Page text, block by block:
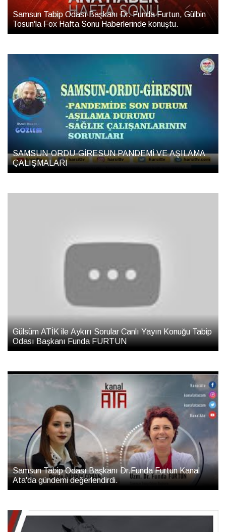
Samsun Tabip Odası Başkanı Dr. Funda Furtun, Gülbin
Tosun'la Fox Hafta Sonu Haberlerinde konuştu.
SAMSUN-ORDU-GİRESUN PANDEMİ VE AŞILAMA
ÇALIŞMALARI
Gülsüm ATİK ile Aykırı Sorular Canlı Yayın Konuğu Tabip
Odası Başkanı Funda FURTUN
Samsun Tabip Odası Başkanı Dr.Funda Furtun Kanal
Ata'da gündemi değerlendirdi.